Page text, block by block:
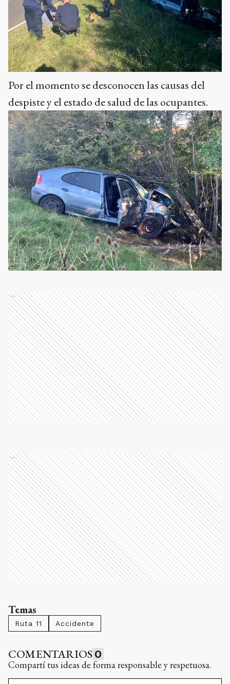
Por el momento se desconocen las causas del
despiste y el estado de salud de las ocupantes.
Ads
Ads
Temas
Ruta 11 Accidente
COMENTARIOS 0
Compartí tus ideas de forma responsable y respetuosa.